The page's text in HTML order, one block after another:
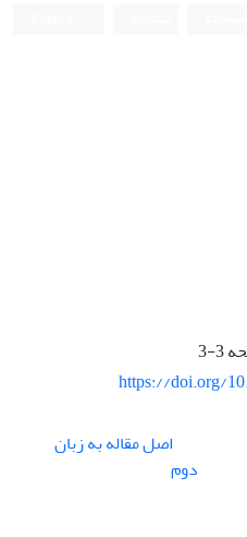
3-3
https://doi.org/
اصل مقاله به زبان
دوم